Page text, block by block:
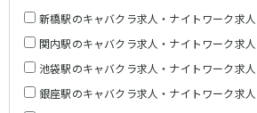
新橋駅のキャバクラ求人・ナイトワーク求人
関内駅のキャバクラ求人・ナイトワーク求人
池袋駅のキャバクラ求人・ナイトワーク求人
銀座駅のキャバクラ求人・ナイトワーク求人
東急世田谷線
下高井戸駅
宮の坂駅